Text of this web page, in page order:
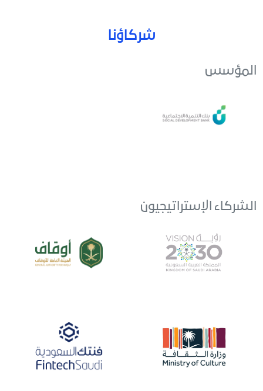
شركاؤنا
المؤسس
الشركاء الإستراتيجيون